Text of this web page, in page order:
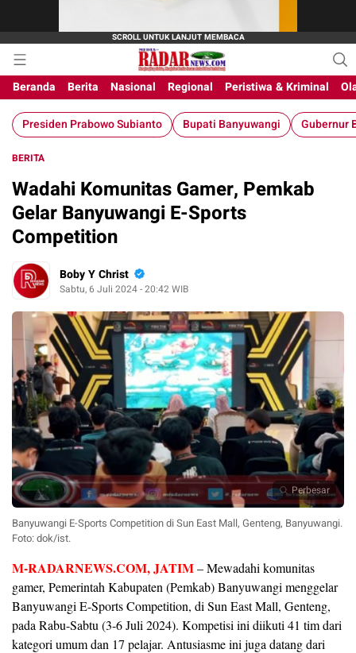
Beranda Berita Nasional Regional Peristiwa & Kriminal
Presiden Prabowo Subianto Bupati Banyuwangi Gubernur
BERITA
Wadahi Komunitas Gamer, Pemkab
Gelar Banyuwangi E-Sports
Competition
Boby Y Christ
Sabtu, 6 Juli 2024 - 20:42 WIB
Perbesar
Banyuwangi E-Sports Competition di Sun East Mall, Genteng, Banyuwangi.
Foto: dok/ist.
M-RADARNEWS.COM, JATIM– Mewadahi komunitas
gamer, Pemerintah Kabupaten (Pemkab) Banyuwangi menggelar
Banyuwangi E-Sports Competition, di Sun East Mall, Genteng,
pada Rabu-Sabtu (3-6 Juli 2024). Kompetisi ini diikuti 41 tim dari
kategori umum dan 17 pelajar. Antusiasme ini juga datang dari